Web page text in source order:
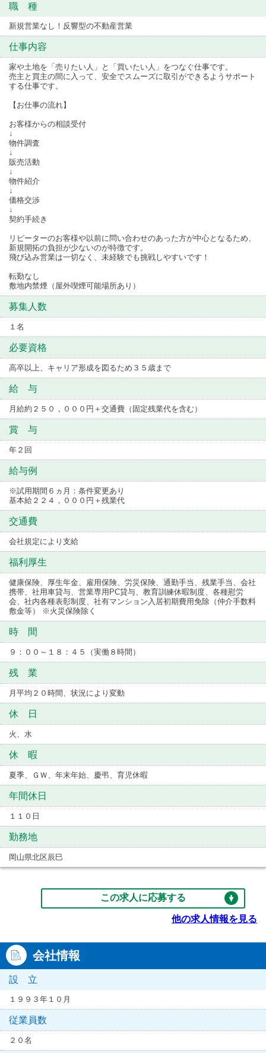
職 種
新規営業なし！反響型の不動産営業
仕事内容
家や土地を「売りたい人」と「買いたい人」をつなぐ仕事です。
売主と買主の間に入って、安全でスムーズに取引ができるようサポート
する仕事です。
【お仕事の流れ】
お客様からの相談受付
↓
物件調査
↓
販売活動
↓
物件紹介
↓
価格交渉
↓
契約手続き
リピーターのお客様や以前に問い合わせのあった方が中心となるため、
新規開拓の負担が少ないのが特徴です。
飛び込み営業は一切なく、未経験でも挑戦しやすいです！
転勤なし
敷地内禁煙（屋外喫煙可能場所あり）
募集人数
１名
必要資格
高卒以上、キャリア形成を図るため３５歳まで
給 与
月給約２５０，０００円＋交通費（固定残業代を含む）
賞 与
年２回
給与例
※試用期間６ヵ月：条件変更あり
基本給２２４，０００円＋残業代
交通費
会社規定により支給
福利厚生
健康保険、厚生年金、雇用保険、労災保険、通勤手当、残業手当、会社
携帯、社用車貸与、営業専用PC貸与、教育訓練休暇制度、各種慰労
会、社内各種表彰制度、社有マンション入居初期費用免除（仲介手数料
敷金等） ※火災保険除く
時 間
９：００～１８：４５（実働８時間）
残 業
月平均２０時間、状況により変動
休 日
火、水
休 暇
夏季、ＧＷ、年末年始、慶弔、育児休暇
年間休日
１１０日
勤務地
岡山県北区辰巳
この求人に応募する
他の求人情報を見る
会社情報
設 立
１９９３年１０月
従業員数
２０名